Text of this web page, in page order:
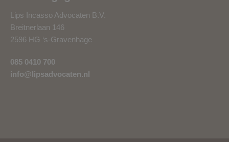
Lips Incasso Advocaten B.V.
Breitnerlaan 146
2596 HG ‘s-Gravenhage
085 0410 700
info@lipsadvocaten.nl